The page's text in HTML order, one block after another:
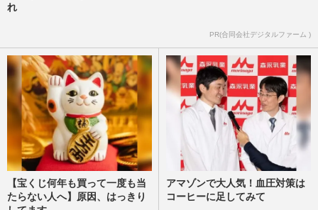
れ
PR(合同会社デジタルファーム )
【宝くじ何年も買って一度も当
たらない人へ】原因、はっきり
アマゾンで大人気！血圧対策は
コーヒーに足してみて